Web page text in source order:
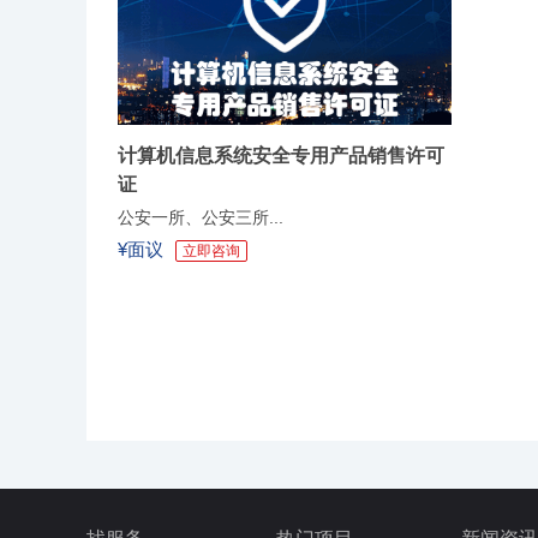
计算机信息系统安全专用产品销售许可
证
公安一所、公安三所...
¥面议 立即咨询